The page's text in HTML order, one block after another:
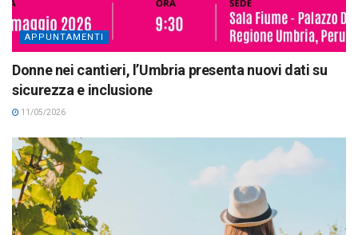
APPUNTAMENTI
Donne nei cantieri, l’Umbria presenta nuovi dati su
sicurezza e inclusione
11/05/2026